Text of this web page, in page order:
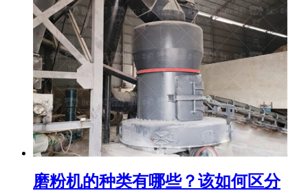
磨粉机的种类有哪些？该如何区分